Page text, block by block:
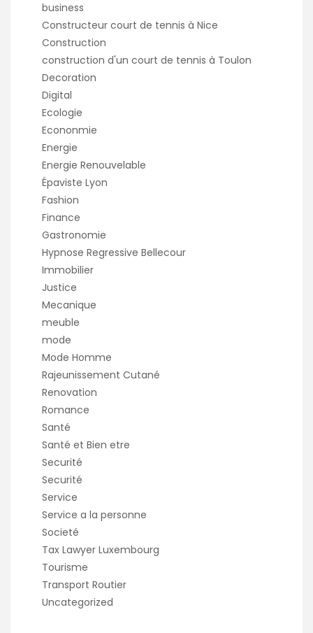
business
Constructeur court de tennis à Nice
Construction
construction d'un court de tennis à Toulon
Decoration
Digital
Ecologie
Econonmie
Energie
Energie Renouvelable
Épaviste Lyon
Fashion
Finance
Gastronomie
Hypnose Regressive Bellecour
Immobilier
Justice
Mecanique
meuble
mode
Mode Homme
Rajeunissement Cutané
Renovation
Romance
Santé
Santé et Bien etre
Securité
Securité
Service
Service a la personne
Societé
Tax Lawyer Luxembourg
Tourisme
Transport Routier
Uncategorized